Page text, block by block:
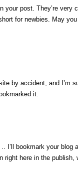
your post. They’re very
for newbies. May
by accident, and I’m
it.
I’ll bookmark your blog
here in the publish,
. . .